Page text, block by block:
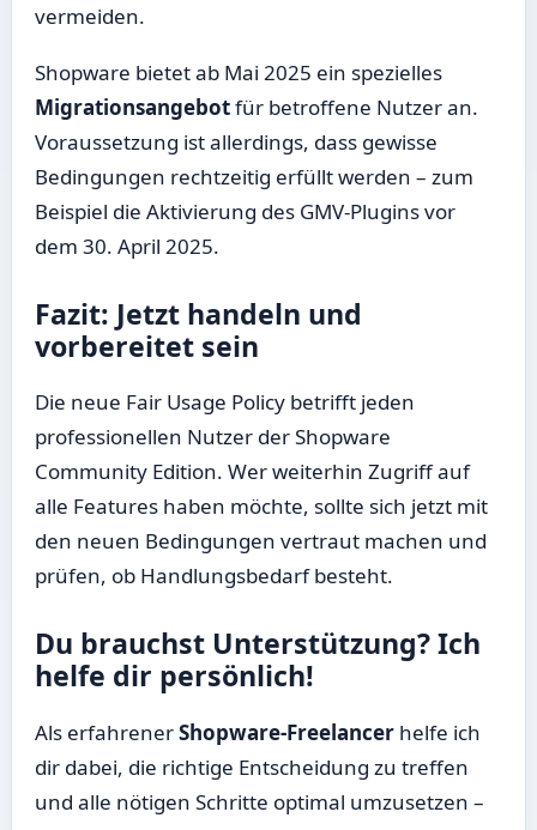
vermeiden.
Shopware bietet ab Mai 2025 ein spezielles
Migrationsangebotfür betroffene Nutzer an.
Voraussetzung ist allerdings, dass gewisse
Bedingungen rechtzeitig erfüllt werden – zum
Beispiel die Aktivierung des GMV-Plugins vor
dem 30. April 2025.
Fazit: Jetzt handeln und
vorbereitet sein
Die neue Fair Usage Policy betrifft jeden
professionellen Nutzer der Shopware
Community Edition. Wer weiterhin Zugriff auf
alle Features haben möchte, sollte sich jetzt mit
den neuen Bedingungen vertraut machen und
prüfen, ob Handlungsbedarf besteht.
Du brauchst Unterstützung? Ich
helfe dir persönlich!
Als erfahrenerShopware-Freelancerhelfe ich
dir dabei, die richtige Entscheidung zu treffen
und alle nötigen Schritte optimal umzusetzen –